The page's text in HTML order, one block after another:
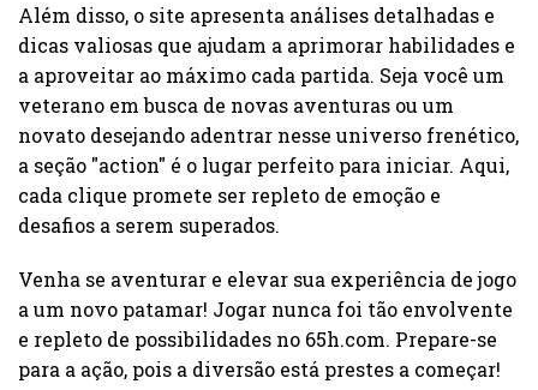
Além disso, o site apresenta análises detalhadas e
dicas valiosas que ajudam a aprimorar habilidades e
a aproveitar ao máximo cada partida. Seja você um
veterano em busca de novas aventuras ou um
novato desejando adentrar nesse universo frenético,
a seção "action" é o lugar perfeito para iniciar. Aqui,
cada clique promete ser repleto de emoção e
desafios a serem superados.
Venha se aventurar e elevar sua experiência de jogo
a um novo patamar! Jogar nunca foi tão envolvente
e repleto de possibilidades no 65h.com. Prepare-se
para a ação, pois a diversão está prestes a começar!